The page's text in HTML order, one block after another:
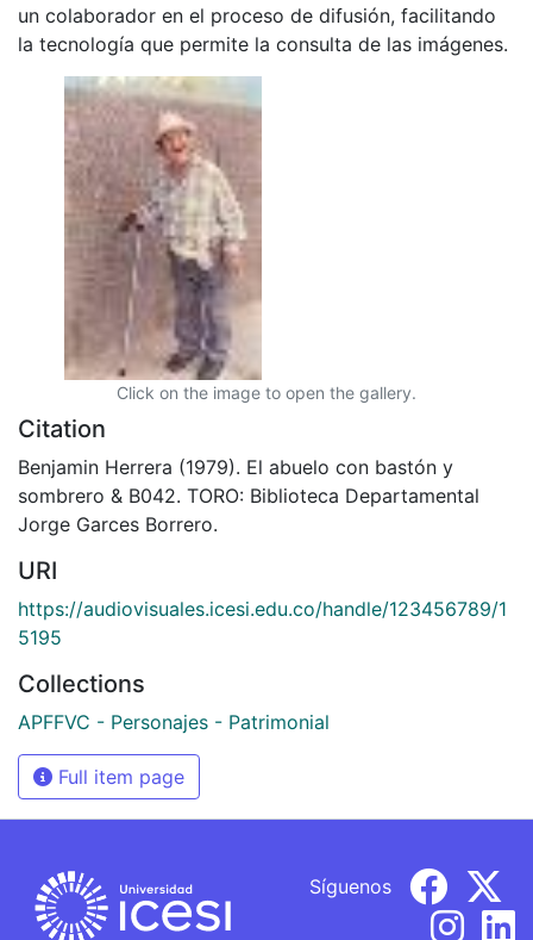
un colaborador en el proceso de difusión, facilitando
la tecnología que permite la consulta de las imágenes.
Click on the image to open the gallery.
Citation
Benjamin Herrera (1979). El abuelo con bastón y
sombrero & B042. TORO: Biblioteca Departamental
Jorge Garces Borrero.
URI
https://audiovisuales.icesi.edu.co/handle/123456789/1
5195
Collections
APFFVC - Personajes - Patrimonial
Full item page
Síguenos